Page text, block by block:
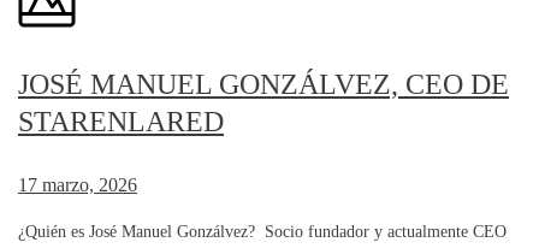
JOSÉ MANUEL GONZÁLVEZ, CEO DE
STARENLARED
17 marzo, 2026
¿Quién es José Manuel Gonzálvez? Socio fundador y actualmente CEO